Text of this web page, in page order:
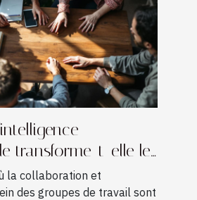
transforme-t-elle les
d'équipe ?
la collaboration et
des groupes de travail sont